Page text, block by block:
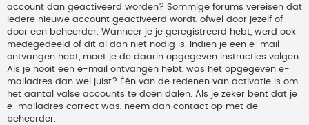
account dan geactiveerd worden? Sommige forums vereisen dat
iedere nieuwe account geactiveerd wordt, ofwel door jezelf of
door een beheerder. Wanneer je je geregistreerd hebt, werd ook
medegedeeld of dit al dan niet nodig is. Indien je een e-mail
ontvangen hebt, moet je de daarin opgegeven instructies volgen.
Als je nooit een e-mail ontvangen hebt, was het opgegeven e-
mailadres dan wel juist? Één van de redenen van activatie is om
het aantal valse accounts te doen dalen. Als je zeker bent dat je
e-mailadres correct was, neem dan contact op met de
beheerder.